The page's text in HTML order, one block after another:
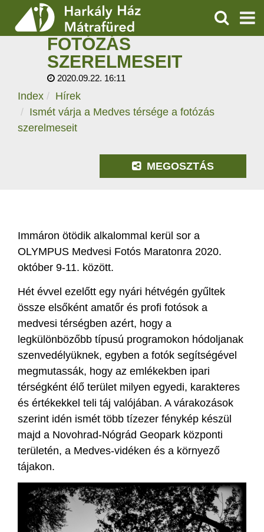
SZOLGÁLTATÁSOK
PROGRAMOK
HÍREK
KERESÉS
ISMÉT VÁRJA A
MEDVES TÉRSÉGE A
FOTÓZÁS
SZERELMESEIT
2020.09.22. 16:11
Index
Hírek
Ismét várja a Medves térsége a fotózás
szerelmeseit
MEGOSZTÁS
Immáron ötödik alkalommal kerül sor a
OLYMPUS Medvesi Fotós Maratonra 2020.
október 9-11. között.
Hét évvel ezelőtt egy nyári hétvégén gyűltek
össze elsőként amatőr és profi fotósok a
medvesi térségben azért, hogy a
legkülönbözőbb típusú programokon hódoljanak
szenvedélyüknek, egyben a fotók segítségével
megmutassák, hogy az emlékekben ipari
térségként élő terület milyen egyedi, karakteres
és értékekkel teli táj valójában. A várakozások
szerint idén ismét több tízezer fénykép készül
majd a Novohrad-Nógrád Geopark központi
területén, a Medves-vidéken és a környező
tájakon.